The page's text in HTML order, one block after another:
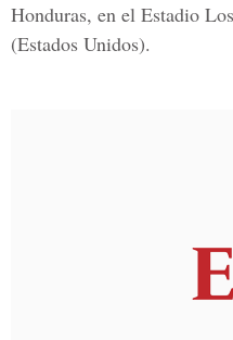
Honduras, en el Estadio
(Estados Unidos).